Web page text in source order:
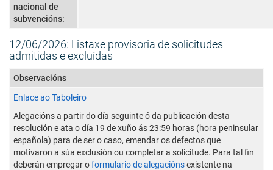
nacional de
subvencións:
12/06/2026: Listaxe provisoria de solicitudes
admitidas e excluídas
Observacións
Enlace ao Taboleiro
Alegacións a partir do día seguinte ó da publicación desta
resolución e ata o día 19 de xuño ás 23:59 horas (hora peninsular
española) para de ser o caso, emendar os defectos que
motivaron a súa exclusión ou completar a solicitude. Para tal fin
deberán empregar oformulario de alegaciónsexistente na